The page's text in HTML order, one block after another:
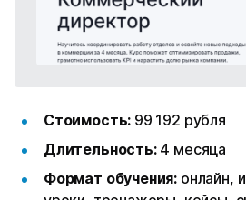
Стоимость: 99 192 рубля
Длительность: 4 месяца
Формат обучения: онлайн,